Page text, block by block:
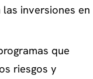
inversiones en
que
riesgos y